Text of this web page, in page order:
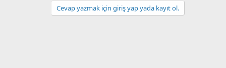
Cevap yazmak için giriş yap yada kayıt ol.